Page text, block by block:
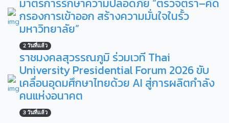
กรองการเข้าออก สร้างความมั่นใจในรั้ว
มหาวิทยาลัย”
2 วันที่แล้ว
ราชมงคลสุวรรณภูมิ ร่วมเวที Thai
University Presidential Forum 2026 ขับ
เคลื่อนอุดมศึกษาไทยด้วย AI สู่การผลิตกำลัง
คนแห่งอนาคต
3 วันที่แล้ว